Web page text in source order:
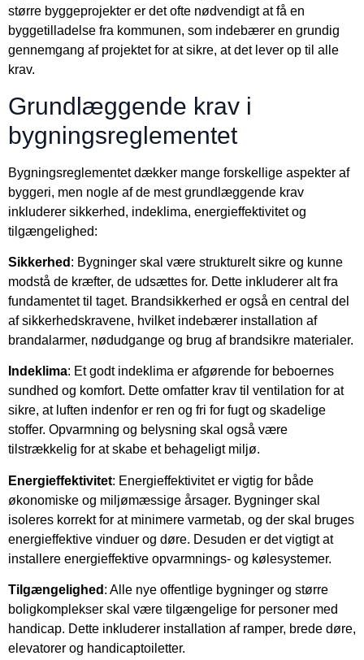
større byggeprojekter er det ofte nødvendigt at få en
byggetilladelse fra kommunen, som indebærer en grundig
gennemgang af projektet for at sikre, at det lever op til alle
krav.
Grundlæggende krav i
bygningsreglementet
Bygningsreglementet dækker mange forskellige aspekter af
byggeri, men nogle af de mest grundlæggende krav
inkluderer sikkerhed, indeklima, energieffektivitet og
tilgængelighed:
Sikkerhed : Bygninger skal være strukturelt sikre og kunne
modstå de kræfter, de udsættes for. Dette inkluderer alt fra
fundamentet til taget. Brandsikkerhed er også en central del
af sikkerhedskravene, hvilket indebærer installation af
brandalarmer, nødudgange og brug af brandsikre materialer.
Indeklima: Et godt indeklima er afgørende for beboernes
sundhed og komfort. Dette omfatter krav til ventilation for at
sikre, at luften indenfor er ren og fri for fugt og skadelige
stoffer. Opvarmning og belysning skal også være
tilstrækkelig for at skabe et behageligt miljø.
Energieffektivitet: Energieffektivitet er vigtig for både
økonomiske og miljømæssige årsager. Bygninger skal
isoleres korrekt for at minimere varmetab, og der skal bruges
energieffektive vinduer og døre. Desuden er det vigtigt at
installere energieffektive opvarmnings- og kølesystemer.
Tilgængelighed : Alle nye offentlige bygninger og større
boligkomplekser skal være tilgængelige for personer med
handicap. Dette inkluderer installation af ramper, brede døre,
elevatorer og handicaptoiletter.